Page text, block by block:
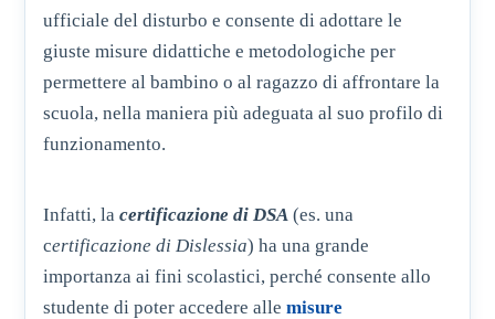
ufficiale del disturbo e consente di adottare le
giuste misure didattiche e metodologiche per
permettere al bambino o al ragazzo di affrontare la
scuola, nella maniera più adeguata al suo profilo di
funzionamento.
Infatti, la certificazione di DSA (es. una
certificazione di Dislessia) ha una grande
importanza ai fini scolastici, perché consente allo
studente di poter accedere alle misure